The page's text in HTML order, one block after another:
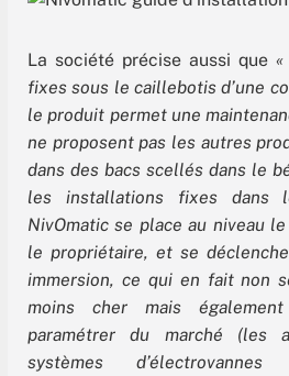
La société précise aussi que
fixes sous le caillebotis d’une
le produit permet une
ne proposent pas les autres
dans des bacs scellés dans le
les installations fixes dans
NivOmatic se place au niveau
le propriétaire, et se
immersion, ce qui en fait non
moins cher mais
paramétrer du marché (les
systèmes